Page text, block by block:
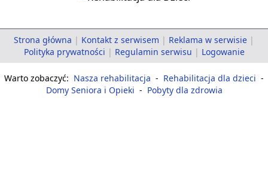
Strona główna | Kontakt z serwisem | Reklama w serwisie |
Polityka prywatności | Regulamin serwisu | Logowanie
Warto zobaczyć: Nasza rehabilitacja - Rehabilitacja dla dzieci -
Domy Seniora i Opieki - Pobyty dla zdrowia